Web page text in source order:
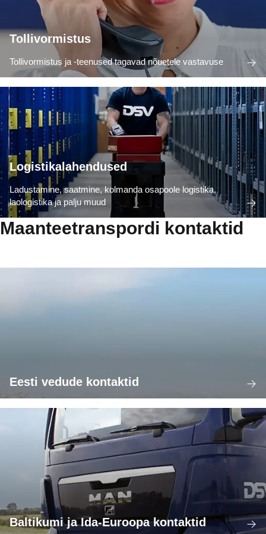
Tollivormistus
Tollivormistus ja -teenused tagavad nõuetele vastavuse
Logistikalahendused
Ladustamine, saatmine, kolmanda osapoole logistika,
laologistika ja palju muud
Maanteetranspordi kontaktid
Eesti vedude kontaktid
Baltikumi ja Ida-Euroopa kontaktid